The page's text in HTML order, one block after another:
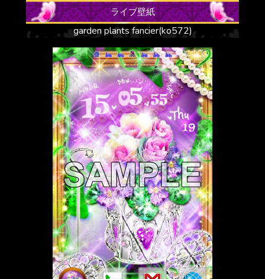
ライブ壁紙
garden plants fancier(ko572)